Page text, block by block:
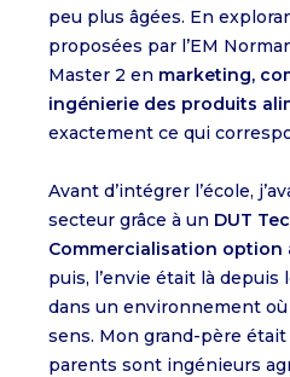
peu plus âgées. En
proposées par l’EM
Master 2 en marketing,
ingénierie des produits
exactement ce qui
Avant d’intégrer l’école,
secteur grâce à un DUT
Commercialisation option
puis, l’envie était là depuis
dans un environnement où
sens. Mon grand-père était
parents sont ingénieurs